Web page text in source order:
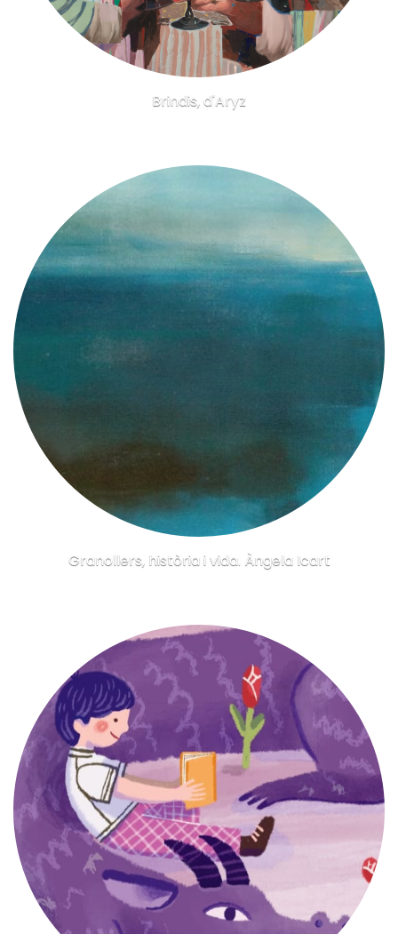
Brindis, d'Aryz
Granollers, història i vida. Àngela Icart